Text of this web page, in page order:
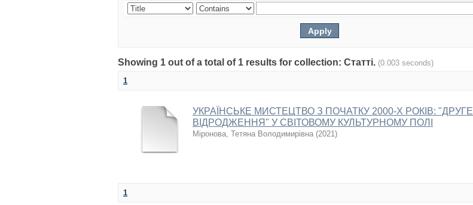
Showing 1 out of a total of 1 results for collection: Статті. (0.003 seconds)
1
УКРАЇНСЬКЕ МИСТЕЦТВО З ПОЧАТКУ 2000-Х РОКІВ: "ДРУГЕ
ВІДРОДЖЕННЯ" У СВІТОВОМУ КУЛЬТУРНОМУ ПОЛІ
Міронова, Тетяна Володимирівна (2021)
1